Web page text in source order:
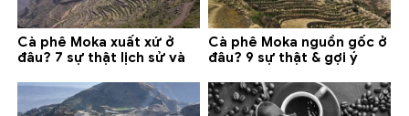
Cà phê Moka xuất xứ ở
đâu? 7 sự thật lịch sử và
Cà phê Moka nguồn gốc ở
đâu? 9 sự thật & gợi ý